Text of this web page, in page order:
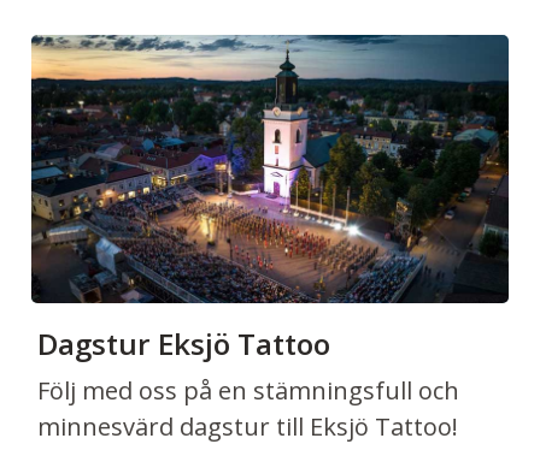
Dagstur Eksjö Tattoo
Följ med oss på en stämningsfull och
minnesvärd dagstur till Eksjö Tattoo!